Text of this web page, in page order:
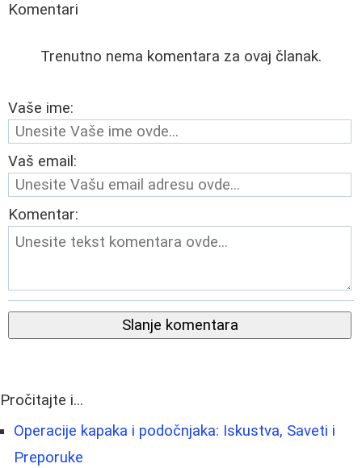
Komentari
Trenutno nema komentara za ovaj članak.
Vaše ime:
Vaš email:
Komentar:
Slanje komentara
Pročitajte i...
Operacije kapaka i podočnjaka: Iskustva, Saveti i
Preporuke